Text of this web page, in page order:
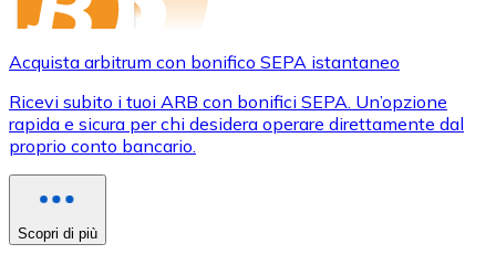
Acquista arbitrum con bonifico SEPA istantaneo
Ricevi subito i tuoi ARB con bonifici SEPA. Un’opzione
rapida e sicura per chi desidera operare direttamente dal
proprio conto bancario.
Scopri di più